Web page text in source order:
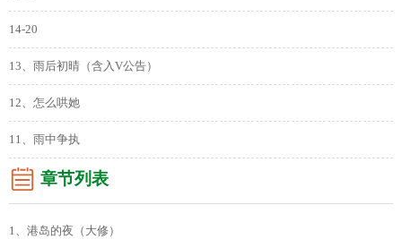
14-20
13、雨后初晴（含入V公告）
12、怎么哄她
11、雨中争执
章节列表
1、港岛的夜（大修）